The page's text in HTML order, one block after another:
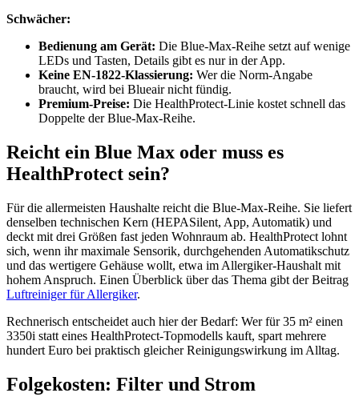
Schwächer:
Bedienung am Gerät: Die Blue-Max-Reihe setzt auf wenige
LEDs und Tasten, Details gibt es nur in der App.
Keine EN-1822-Klassierung: Wer die Norm-Angabe
braucht, wird bei Blueair nicht fündig.
Premium-Preise: Die HealthProtect-Linie kostet schnell das
Doppelte der Blue-Max-Reihe.
Reicht ein Blue Max oder muss es
HealthProtect sein?
Für die allermeisten Haushalte reicht die Blue-Max-Reihe. Sie liefert
denselben technischen Kern (HEPASilent, App, Automatik) und
deckt mit drei Größen fast jeden Wohnraum ab. HealthProtect lohnt
sich, wenn ihr maximale Sensorik, durchgehenden Automatikschutz
und das wertigere Gehäuse wollt, etwa im Allergiker-Haushalt mit
hohem Anspruch. Einen Überblick über das Thema gibt der Beitrag
Luftreiniger für Allergiker.
Rechnerisch entscheidet auch hier der Bedarf: Wer für 35 m² einen
3350i statt eines HealthProtect-Topmodells kauft, spart mehrere
hundert Euro bei praktisch gleicher Reinigungswirkung im Alltag.
Folgekosten: Filter und Strom